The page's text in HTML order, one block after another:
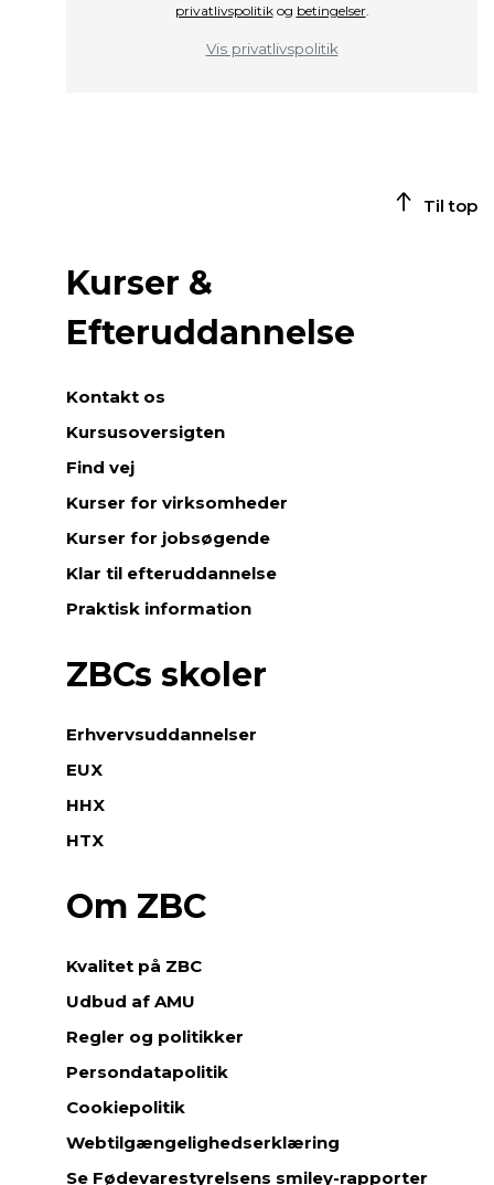
privatlivspolitikog betingelser.
Vis privatlivspolitik
Til top
Kurser &
Efteruddannelse
Kontakt os
Kursusoversigten
Find vej
Kurser for virksomheder
Kurser for jobsøgende
Klar til efteruddannelse
Praktisk information
ZBCs skoler
Erhvervsuddannelser
EUX
HHX
HTX
Om ZBC
Kvalitet på ZBC
Udbud af AMU
Regler og politikker
Persondatapolitik
Cookiepolitik
Webtilgængelighedserklæring
Se Fødevarestyrelsens smiley-rapporter